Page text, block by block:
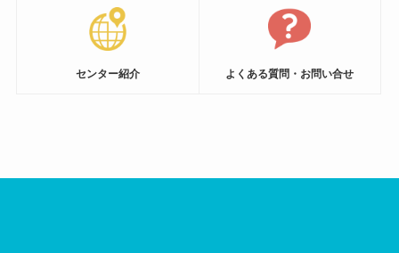
センター紹介 よくある質問・お問い合せ